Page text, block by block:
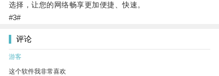
选择，让您的网络畅享更加便捷、快速。
#3#
评论
游客
这个软件我非常喜欢